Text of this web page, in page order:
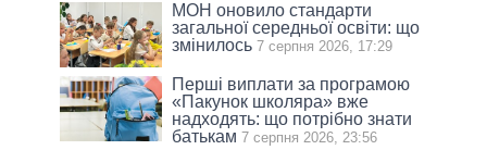
МОН оновило стандарти
загальної середньої освіти: що
змінилось 7 серпня 2026, 17:29
Перші виплати за програмою
«Пакунок школяра» вже
надходять: що потрібно знати
батькам 7 серпня 2026, 23:56